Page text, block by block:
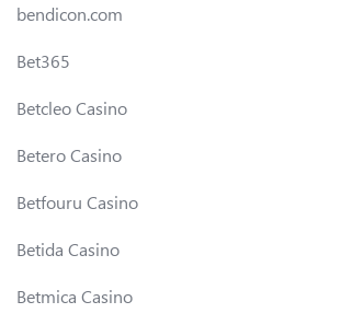
bendicon.com
Bet365
Betcleo Casino
Betero Casino
Betfouru Casino
Betida Casino
Betmica Casino